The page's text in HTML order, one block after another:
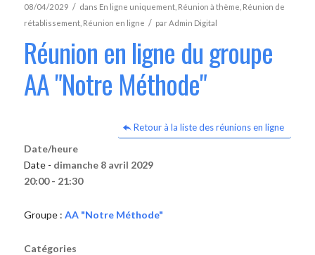
08/04/2029 / dans En ligne uniquement, Réunion à thème Réunion de
rétablissement, Réunion en ligne / parAdmin Digital
Réunion en ligne du groupe
AA "Notre Méthode"
Retour à la liste des réunions en ligne
Date/heure
Date - dimanche 8 avril 2029
20:00 - 21:30
Groupe : AA "Notre Méthode"
Catégories